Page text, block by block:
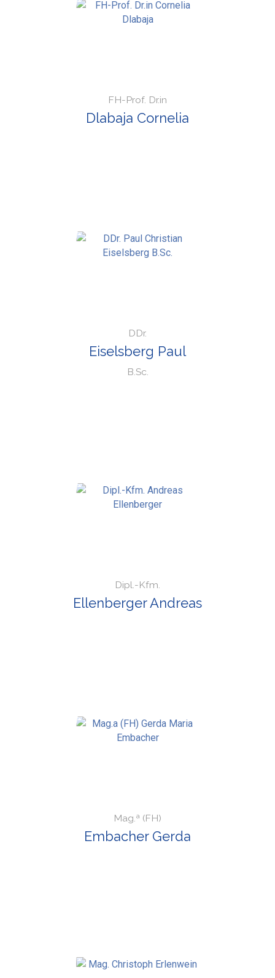
FH-Prof. Dr.in
Dlabaja Cornelia
DDr.
Eiselsberg Paul
B.Sc.
Dipl.-Kfm.
Ellenberger Andreas
Mag.ª (FH)
Embacher Gerda